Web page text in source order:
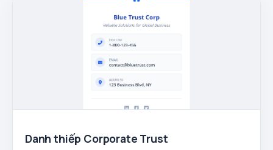
Danh thiếp Corporate Trust